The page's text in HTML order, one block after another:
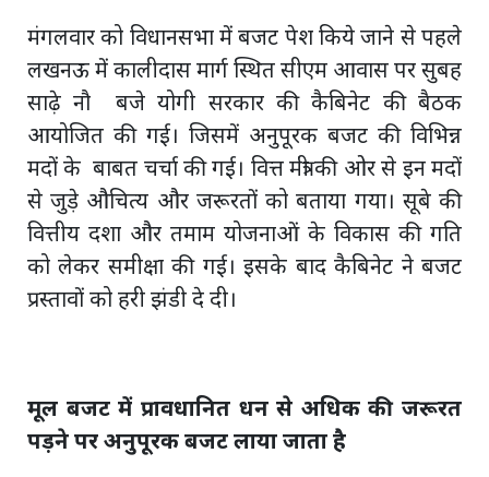
मंगलवार को विधानसभा में बजट पेश किये जाने से पहले
लखनऊ में कालीदास मार्ग स्थित सीएम आवास पर सुबह
साढ़े नौ बजे योगी सरकार की कैबिनेट की बैठक
आयोजित की गई। जिसमें अनुपूरक बजट की विभिन्न
मदों के बाबत चर्चा की गई। वित्त मंत्री की ओर से इन मदों
से जुड़े औचित्य और जरूरतों को बताया गया। सूबे की
वित्तीय दशा और तमाम योजनाओं के विकास की गति
को लेकर समीक्षा की गई। इसके बाद कैबिनेट ने बजट
प्रस्तावों को हरी झंडी दे दी।
मूल बजट में प्रावधानित धन से अधिक की जरूरत
पड़ने पर अनुपूरक बजट लाया जाता है